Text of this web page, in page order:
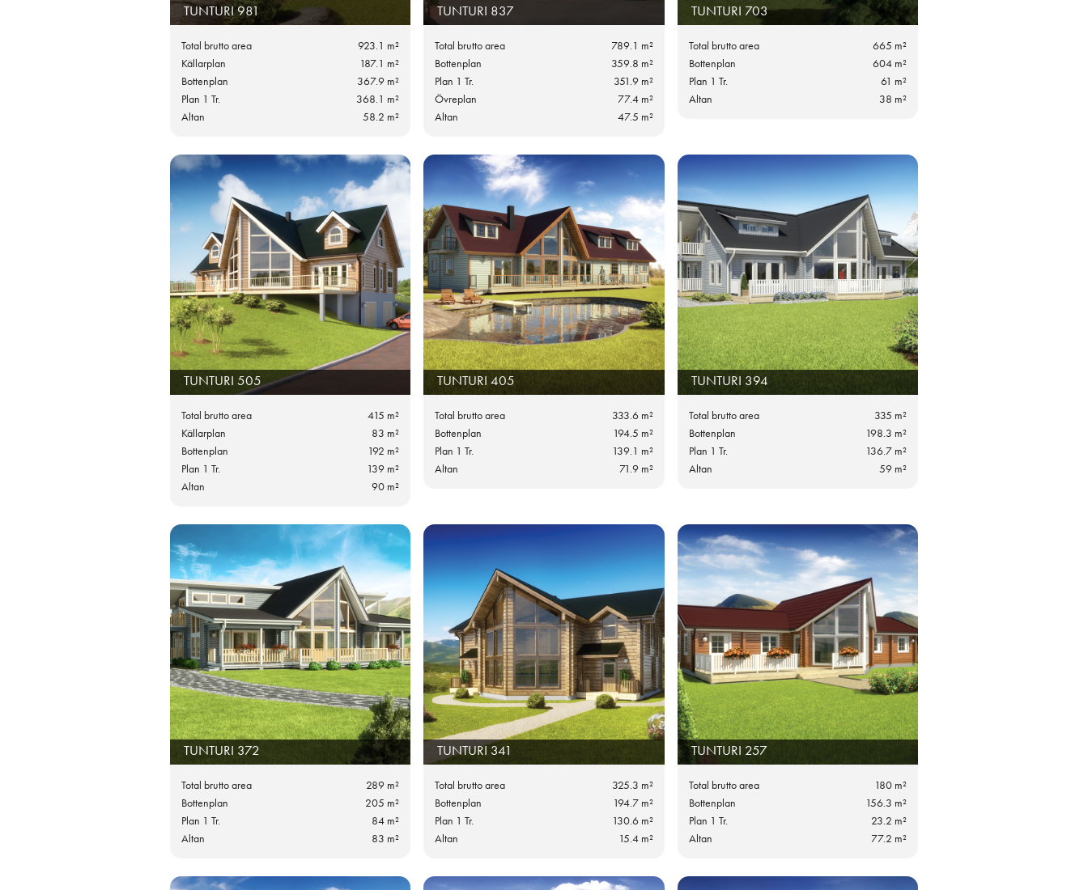
TUNTURI 981
Total brutto area
923.1 m²
Källarplan
187.1 m²
Bottenplan
367.9 m²
Plan 1 Tr.
368.1 m²
Altan
58.2 m²
TUNTURI 837
Total brutto area
789.1 m²
Bottenplan
359.8 m²
Plan 1 Tr.
351.9 m²
Övreplan
77.4 m²
Altan
47.5 m²
TUNTURI 703
Total brutto area
665 m²
Bottenplan
604 m²
Plan 1 Tr.
61 m²
Altan
38 m²
TUNTURI 505
Total brutto area
415 m²
Källarplan
83 m²
Bottenplan
192 m²
Plan 1 Tr.
139 m²
Altan
90 m²
TUNTURI 405
Total brutto area
333.6 m²
Bottenplan
194.5 m²
Plan 1 Tr.
139.1 m²
Altan
71.9 m²
TUNTURI 394
Total brutto area
335 m²
Bottenplan
198.3 m²
Plan 1 Tr.
136.7 m²
Altan
59 m²
TUNTURI 372
Total brutto area
289 m²
Bottenplan
205 m²
Plan 1 Tr.
84 m²
Altan
83 m²
TUNTURI 341
Total brutto area
325.3 m²
Bottenplan
194.7 m²
Plan 1 Tr.
130.6 m²
Altan
15.4 m²
TUNTURI 257
Total brutto area
180 m²
Bottenplan
156.3 m²
Plan 1 Tr.
23.2 m²
Altan
77.2 m²